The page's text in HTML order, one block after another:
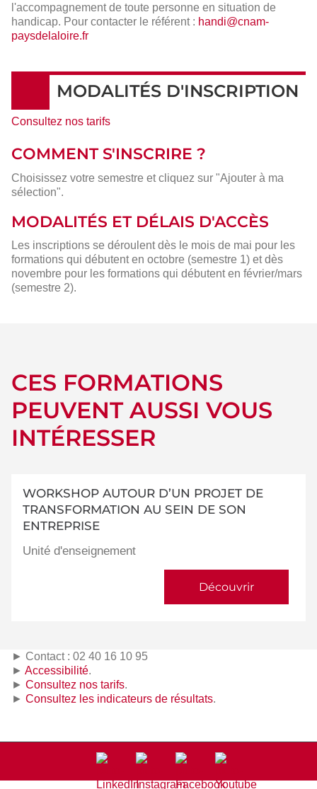
l'accompagnement de toute personne en situation de
handicap. Pour contacter le référent : handi@cnam-
paysdelaloire.fr
MODALITÉS D'INSCRIPTION
Consultez nos tarifs
COMMENT S'INSCRIRE ?
Choisissez votre semestre et cliquez sur "Ajouter à ma
sélection".
MODALITÉS ET DÉLAIS D'ACCÈS
Les inscriptions se déroulent dès le mois de mai pour les
formations qui débutent en octobre (semestre 1) et dès
novembre pour les formations qui débutent en février/mars
(semestre 2).
CES FORMATIONS
PEUVENT AUSSI VOUS
INTÉRESSER
WORKSHOP AUTOUR D’UN PROJET DE
TRANSFORMATION AU SEIN DE SON
ENTREPRISE
Unité d'enseignement
Découvrir
► Contact : 02 40 16 10 95
► Accessibilité.
► Consultez nos tarifs.
► Consultez les indicateurs de résultats.